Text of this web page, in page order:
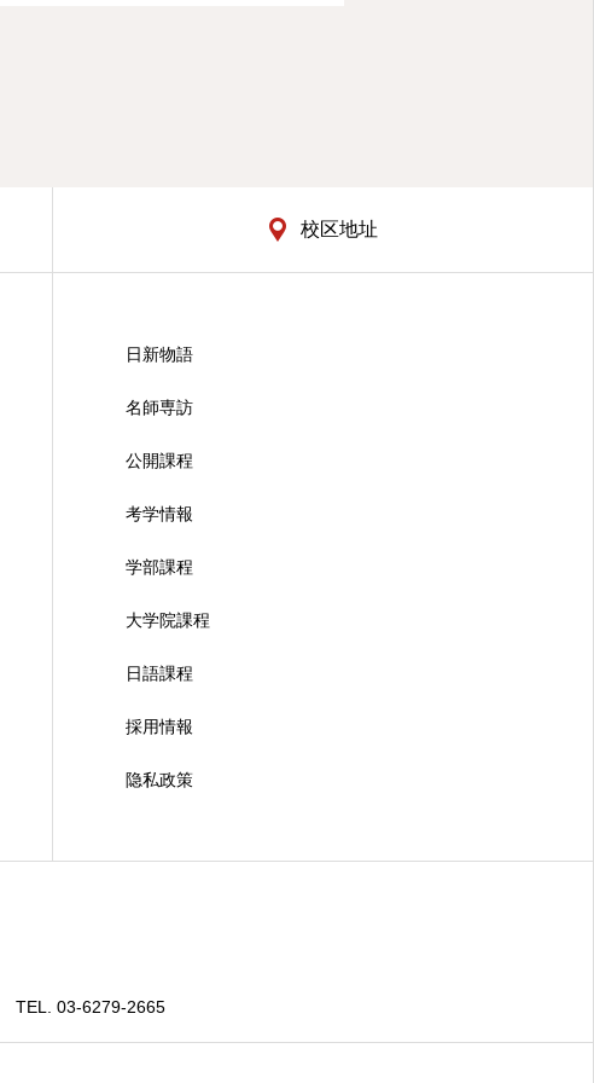
校区地址
日新物語
名師専訪
公開課程
考学情報
学部課程
大学院課程
日語課程
採用情報
隐私政策
TEL. 03-6279-2665